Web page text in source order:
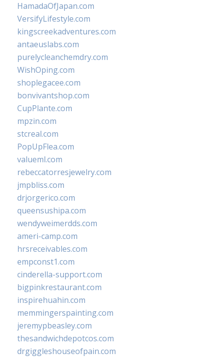
HamadaOfJapan.com
VersifyLifestyle.com
kingscreekadventures.com
antaeuslabs.com
purelycleanchemdry.com
WishOping.com
shoplegacee.com
bonvivantshop.com
CupPlante.com
mpzin.com
stcreal.com
PopUpFlea.com
valueml.com
rebeccatorresjewelry.com
jmpbliss.com
drjorgerico.com
queensushipa.com
wendyweimerdds.com
ameri-camp.com
hrsreceivables.com
empconst1.com
cinderella-support.com
bigpinkrestaurant.com
inspirehuahin.com
memmingerspainting.com
jeremypbeasley.com
thesandwichdepotcos.com
drgiggleshouseofpain.com